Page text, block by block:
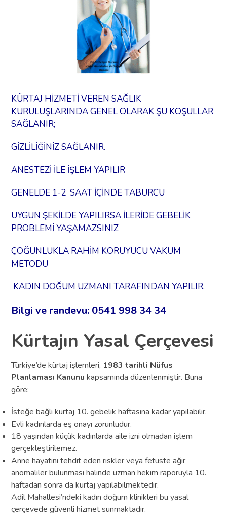
KÜRTAJ HİZMETİ VEREN SAĞLIK
KURULUŞLARINDA GENEL OLARAK ŞU KOŞULLAR
SAĞLANIR;
GİZLİLİĞİNİZ SAĞLANIR.
ANESTEZİ İLE İŞLEM YAPILIR
GENELDE 1-2 SAAT İÇİNDE TABURCU
UYGUN ŞEKİLDE YAPILIRSA İLERİDE GEBELİK
PROBLEMİ YAŞAMAZSINIZ
ÇOĞUNLUKLA RAHİM KORUYUCU VAKUM
METODU
KADIN DOĞUM UZMANI TARAFINDAN YAPILIR.
Bilgi ve randevu: 0541 998 34 34
Kürtajın Yasal Çerçevesi
Türkiye’de kürtaj işlemleri, 1983 tarihli Nüfus
Planlaması Kanunu kapsamında düzenlenmiştir. Buna
göre:
İsteğe bağlı kürtaj 10. gebelik haftasına kadar yapılabilir.
Evli kadınlarda eş onayı zorunludur.
18 yaşından küçük kadınlarda aile izni olmadan işlem
gerçekleştirilemez.
Anne hayatını tehdit eden riskler veya fetüste ağır
anomaliler bulunması halinde uzman hekim raporuyla 10.
haftadan sonra da kürtaj yapılabilmektedir.
Adil Mahallesi’ndeki kadın doğum klinikleri bu yasal
çerçevede güvenli hizmet sunmaktadır.